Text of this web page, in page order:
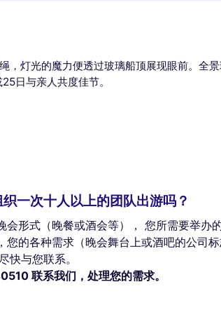
，灯光的魔力便透过玻璃船顶展现眼前。全
日与亲人共度佳节。
一次十人以上的团队出游吗？
会形式（晚餐或酒会等）， 您所需要举办
您的各种需求（晚会舞台上或酒吧的公司标
快与您联系。
联系我们，处理您的需求。